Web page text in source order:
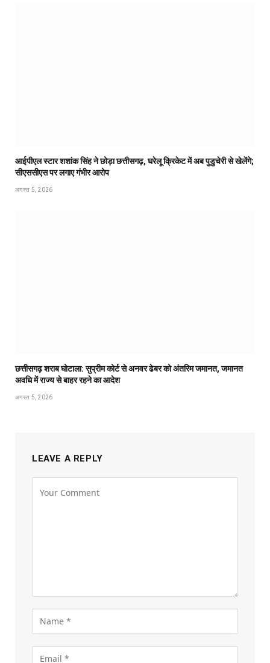
आईपीएल स्टार शशांक सिंह ने छोड़ा छत्तीसगढ़, घरेलू क्रिकेट में अब पुडुचेरी से खेलेंगे;
सीएससीएस पर लगाए गंभीर आरोप
अगस्त 5, 2026
छत्तीसगढ़ शराब घोटाला: सुप्रीम कोर्ट से अनवर ढेबर को अंतरिम जमानत, जमानत
अवधि में राज्य से बाहर रहने का आदेश
अगस्त 5, 2026
LEAVE A REPLY